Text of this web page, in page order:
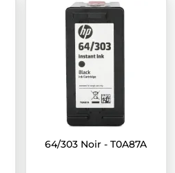
64/303 Noir - T0A87A